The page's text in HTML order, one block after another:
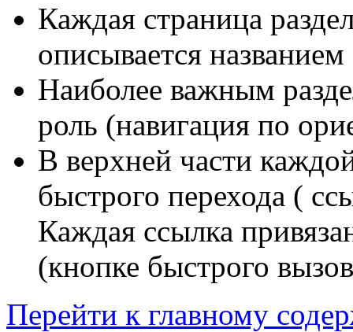
Каждая страница
описывается
Наиболее важным
роль (навигация по
В верхней части
быстрого перехода (
Каждая ссылка
(кнопке быстрого
Перейти к главному